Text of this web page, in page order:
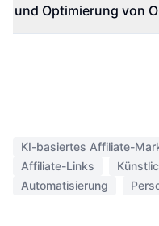
und Optimierung von
KI-basiertes Affiliate-
Affiliate-Links
Automatisierung